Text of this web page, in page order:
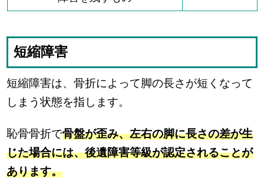
短縮障害
短縮障害は、骨折によって脚の長さが短くなって
しまう状態を指します。
恥骨骨折で骨盤が歪み、左右の脚に長さの差が生
じた場合には、後遺障害等級が認定されることが
あります。